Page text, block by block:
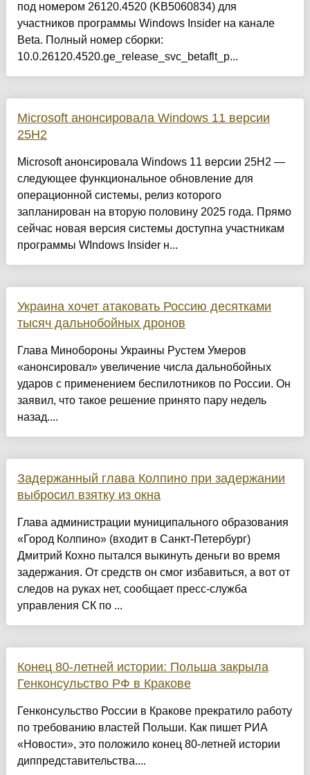
под номером 26120.4520 (KB5060834) для
участников программы Windows Insider на канале
Beta. Полный номер сборки:
10.0.26120.4520.ge_release_svc_betaflt_p...
Microsoft анонсировала Windows 11 версии
25H2
Microsoft анонсировала Windows 11 версии 25H2 —
следующее функциональное обновление для
операционной системы, релиз которого
запланирован на вторую половину 2025 года. Прямо
сейчас новая версия системы доступна участникам
программы WIndows Insider н...
Украина хочет атаковать Россию десятками
тысяч дальнобойных дронов
Глава Минобороны Украины Рустем Умеров
«анонсировал» увеличение числа дальнобойных
ударов с применением беспилотников по России. Он
заявил, что такое решение принято пару недель
назад....
Задержанный глава Колпино при задержании
выбросил взятку из окна
Глава администрации муниципального образования
«Город Колпино» (входит в Санкт-Петербург)
Дмитрий Кохно пытался выкинуть деньги во время
задержания. От средств он смог избавиться, а вот от
следов на руках нет, сообщает пресс-служба
управления СК по ...
Конец 80-летней истории: Польша закрыла
Генконсульство РФ в Кракове
Генконсульство России в Кракове прекратило работу
по требованию властей Польши. Как пишет РИА
«Новости», это положило конец 80-летней истории
диппредставительства....